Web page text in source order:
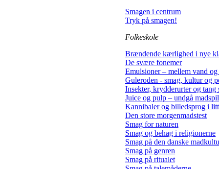
Smagen i centrum
Tryk på smagen!​
Folkeskole
Brændende kærlighed i nye
De svære fonemer
Emulsioner – mellem vand
Guleroden - smag, kultur og
Insekter, krydderurter og
Juice og pulp – undgå
Kannibaler og billedsprog i
Den store morgenmadstest
Smag for naturen
Smag og behag i religionerne
Smag på den danske
Smag på genren
Smag på ritualet